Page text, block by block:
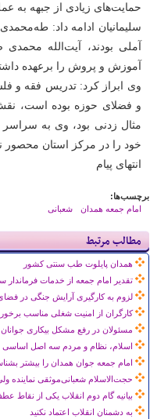
حمایت‌های زیادی از جبهه به
سلیمانیان ادامه داد:
آموزش و پروش را برعهده
وی ابراز کرد: تدریس فقه و
و فضلای حوزه بوده است،
مثال زدنی بود، وی به
خود را در مرکز استان محصور
انتهای پیام
برچسب‌ها:
امام جمعه همدان
شعبانی
مطالب مرتبط
همدان پایلوت طب سنتی کشور
تقدیر امام جمعه از خدمات
لزوم به کارگیری آرایش جنگی در
کارگران از امنیت شغلی مناسب
مسئولان در رفع مشکل بیکاری
اسلام، نظام و مردم سه اصل
امام جمعه جوان همدان را بیشتر
حجت‌الاسلام شعبانی‌موثقی نماینده
بیانیه گام دوم انقلاب یکی از نقاط
به دشمنان انقلاب اعتماد نکنید